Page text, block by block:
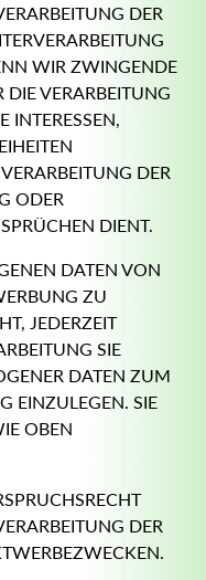
DER
WIR ZWINGENDE
VERARBEITUNG
INTERESSEN,
DER
ODER
DIENT.
DATEN VON
ZU
JEDERZEIT
SIE
DATEN ZUM
EINZULEGEN. SIE
OBEN
DER